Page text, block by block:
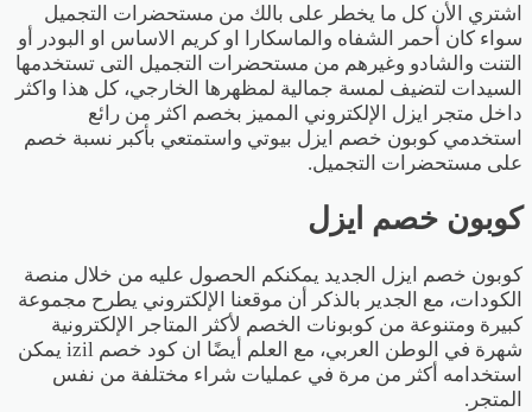
اشتري الأن كل ما يخطر على بالك من مستحضرات التجميل
سواء كان أحمر الشفاه والماسكارا او كريم الاساس او البودر أو
التنت والشادو وغيرهم من مستحضرات التجميل التى تستخدمها
السيدات لتضيف لمسة جمالية لمظهرها الخارجي، كل هذا واكثر
داخل متجر ايزل الإلكتروني المميز بخصم اكثر من رائع
استخدمي كوبون خصم
ايزل بيوتي واستمتعي بأكبر نسبة خصم
على مستحضرات التجميل.
كوبون خصم ايزل
كوبون خصم ايزل الجديد يمكنكم الحصول عليه من خلال منصة
الكودات، مع الجدير بالذكر أن موقعنا الإلكتروني يطرح مجموعة
كبيرة ومتنوعة من كوبونات الخصم لأكثر المتاجر الإلكترونية
شهرة في الوطن العربي، مع العلم أيضًا ان كود خصم izil يمكن
استخدامه أكثر من مرة في عمليات شراء مختلفة من نفس
المتجر.